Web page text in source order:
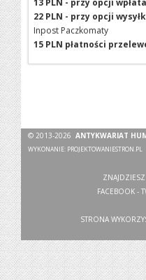
13 PLN - przy opcji
22 PLN - przy opcji
Inpost Paczkomaty
15 PLN płatności
© 2013-2026ANTYKWARIAT
WYKONANIE: PROJEKTOWANIESTRON.PL
FACEBOOK -
STRONA